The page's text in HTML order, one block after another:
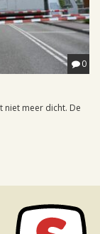
0
niet meer dicht. De